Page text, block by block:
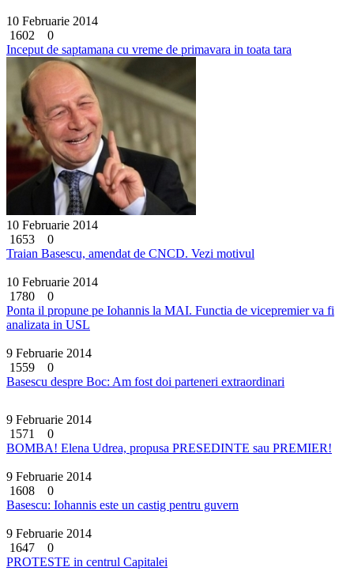
10 Februarie 2014
1602
0
Inceput de saptamana cu vreme de primavara in toata tara
10 Februarie 2014
1653
0
Traian Basescu, amendat de CNCD. Vezi motivul
10 Februarie 2014
1780
0
Ponta il propune pe Iohannis la MAI. Functia de vicepremier va fi
analizata in USL
9 Februarie 2014
1559
0
Basescu despre Boc: Am fost doi parteneri extraordinari
9 Februarie 2014
1571
0
BOMBA! Elena Udrea, propusa PRESEDINTE sau PREMIER!
9 Februarie 2014
1608
0
Basescu: Iohannis este un castig pentru guvern
9 Februarie 2014
1647
0
PROTESTE in centrul Capitalei